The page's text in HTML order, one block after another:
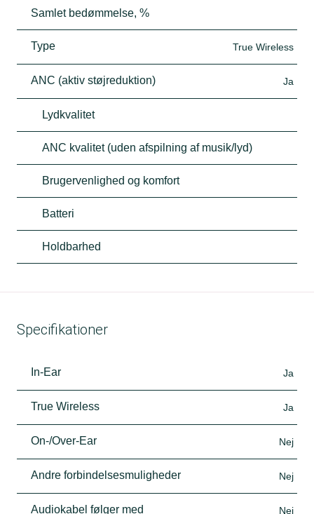
Samlet bedømmelse, %
Type True Wireless
ANC (aktiv støjreduktion) Ja
Lydkvalitet
ANC kvalitet (uden afspilning af musik/lyd)
Brugervenlighed og komfort
Batteri
Holdbarhed
Specifikationer
In-Ear Ja
True Wireless Ja
On-/Over-Ear Nej
Andre forbindelsesmuligheder Nej
Audiokabel følger med Nej